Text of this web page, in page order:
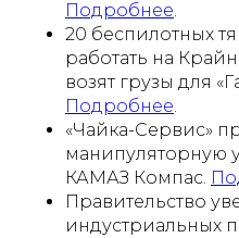
Подробнее.
20 беспилотных
работать на
возят грузы для
Подробнее.
«Чайка-Сервис»
манипуляторную
КАМАЗ Компас.
Правительство
индустриальных